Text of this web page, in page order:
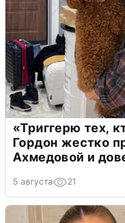
«Триггерю тех,
Гордон жестко
Ахмедовой и
5 августа 21